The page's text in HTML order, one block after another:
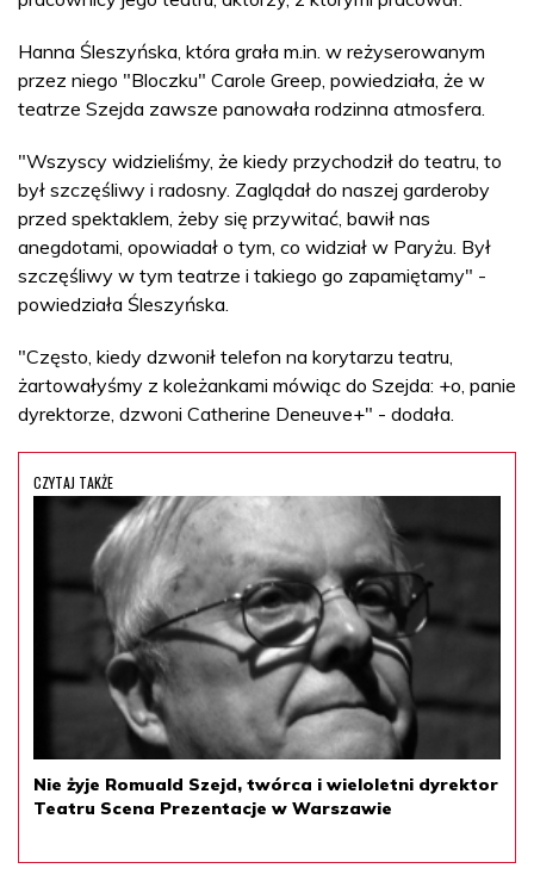
Hanna Śleszyńska, która grała m.in. w reżyserowanym
przez niego "Bloczku" Carole Greep, powiedziała, że w
teatrze Szejda zawsze panowała rodzinna atmosfera.
"Wszyscy widzieliśmy, że kiedy przychodził do teatru, to
był szczęśliwy i radosny. Zaglądał do naszej garderoby
przed spektaklem, żeby się przywitać, bawił nas
anegdotami, opowiadał o tym, co widział w Paryżu. Był
szczęśliwy w tym teatrze i takiego go zapamiętamy" -
powiedziała Śleszyńska.
"Często, kiedy dzwonił telefon na korytarzu teatru,
żartowałyśmy z koleżankami mówiąc do Szejda: +o, panie
dyrektorze, dzwoni Catherine Deneuve+" - dodała.
CZYTAJ TAKŻE
Nie żyje Romuald Szejd, twórca i wieloletni dyrektor
Teatru Scena Prezentacje w Warszawie